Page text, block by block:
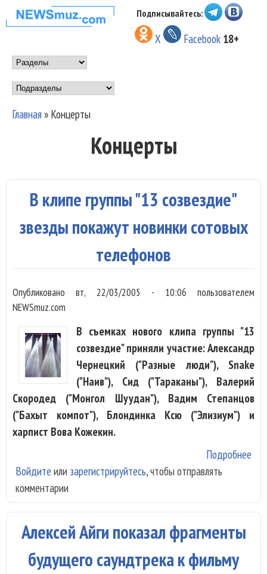
Перейти к основному
содержанию
НОВОСТИ
МУЗЫКИ И
ШОУ БИЗНЕСА
NEWSMUZ.COM
Подписывайтесь:
X Facebook 18+
Main menu
Подразделы
Главная» Концерты
Концерты
В клипе группы "13 созвездие"
звезды покажут новинки сотовых
телефонов
Опубликовановт, 22/03/2005 - 10:06 пользователем
NEWSmuz.com
В съемках нового клипа группы "13
созвездие" приняли участие: Александр
Чернецкий ("Разные люди"), Snake
("Наив"), Cид ("Тараканы"), Валерий
Скородед ("Монгол Шуудан"), Вадим Степанцов
("Бахыт компот"), Блондинка Ксю ("Элизиум") и
харпист Вова Кожекин.
Подробнее
Войдите или зарегистрируйтесь, чтобы отправлять
комментарии
Алексей Айги показал фрагменты
будущего саундтрека к фильму